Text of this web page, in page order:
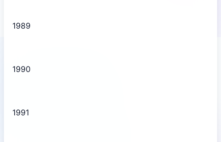
1989
1990
1991